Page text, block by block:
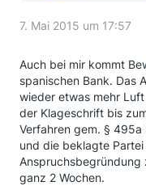
7. Mai 2015 um 17:57
Auch bei mir kommt
spanischen Bank. Das
wieder etwas mehr
der Klageschrift bis
Verfahren gem. §
und die beklagte
ganz 2 Wochen.